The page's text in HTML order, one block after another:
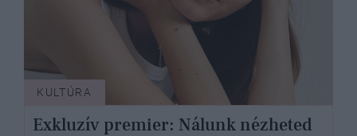
KULTÚRA
Exkluzív premier: Nálunk nézheted